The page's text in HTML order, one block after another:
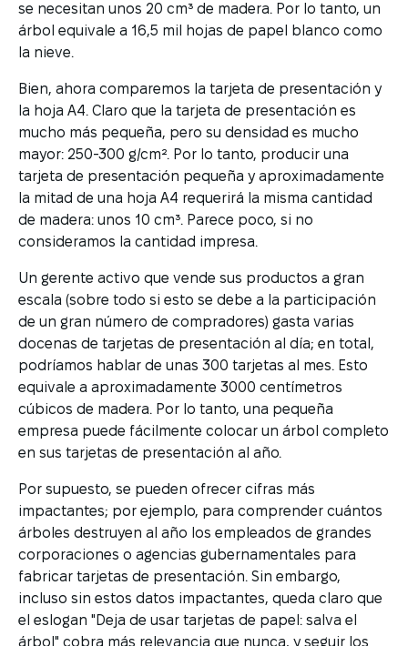
se necesitan unos 20 cm³ de madera. Por lo tanto, un
árbol equivale a 16,5 mil hojas de papel blanco como
la nieve.
Bien, ahora comparemos la tarjeta de presentación y
la hoja A4. Claro que la tarjeta de presentación es
mucho más pequeña, pero su densidad es mucho
mayor: 250-300 g/cm². Por lo tanto, producir una
tarjeta de presentación pequeña y aproximadamente
la mitad de una hoja A4 requerirá la misma cantidad
de madera: unos 10 cm³. Parece poco, si no
consideramos la cantidad impresa.
Un gerente activo que vende sus productos a gran
escala (sobre todo si esto se debe a la participación
de un gran número de compradores) gasta varias
docenas de tarjetas de presentación al día; en total,
podríamos hablar de unas 300 tarjetas al mes. Esto
equivale a aproximadamente 3000 centímetros
cúbicos de madera. Por lo tanto, una pequeña
empresa puede fácilmente colocar un árbol completo
en sus tarjetas de presentación al año.
Por supuesto, se pueden ofrecer cifras más
impactantes; por ejemplo, para comprender cuántos
árboles destruyen al año los empleados de grandes
corporaciones o agencias gubernamentales para
fabricar tarjetas de presentación. Sin embargo,
incluso sin estos datos impactantes, queda claro que
el eslogan "Deja de usar tarjetas de papel: salva el
árbol" cobra más relevancia que nunca, y seguir los